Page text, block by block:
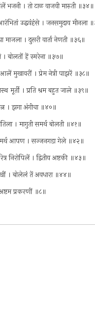
भजनी । तो टाळ वाजवी मारुती ॥३४॥
उद्धवंहंसे । जनसमुदाय मीनला
। दुसरी वार्ता नेणती ॥३६॥
। बोलतों हें स्मरेना ॥३७॥
मुखावरीं । प्रेम नेत्री पाझरें ॥३८॥
मूर्ती । प्रति श्रम बहुत जाले ॥३९॥
। झगा अंगीचा ॥४०॥
। मागुती समर्थ बोलती ॥४१॥
आपण । सज्जनगडा गेले ॥४२॥
निरोपिलें । द्वितीय अष्टकी ॥४३॥
। बोलेलं तें अवधारा ॥४४॥
अष्टम प्रकरणीं ॥८॥